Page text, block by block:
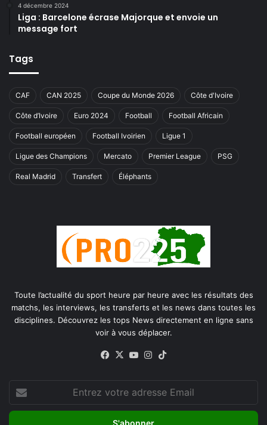
4 décembre 2024
Liga : Barcelone écrase Majorque et envoie un
message fort
Tags
CAF CAN 2025 Coupe du Monde 2026 Côte d'Ivoire
Côte d’Ivoire Euro 2024 Football Football Africain
Football européen Football Ivoirien Ligue 1
Ligue des Champions Mercato Premier League PSG
Real Madrid Transfert Éléphants
Toute l’actualité du sport heure par heure avec les résultats des
matchs, les interviews, les transferts et les news dans toutes les
disciplines. Découvrez les tops News directement en ligne sans
voir à vous déplacer.
Facebook
X YouTubeInstagram
votre
adresse